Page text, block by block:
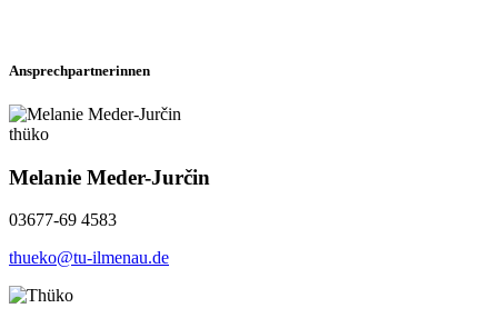
Ansprechpartnerinnen
thüko
Melanie Meder-Jurčin
03677-69 4583
thueko@tu-ilmenau.de